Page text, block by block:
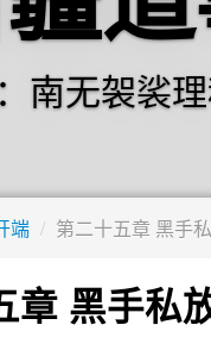
南无袈裟
端 / 第二十五章 黑手
章 黑手私